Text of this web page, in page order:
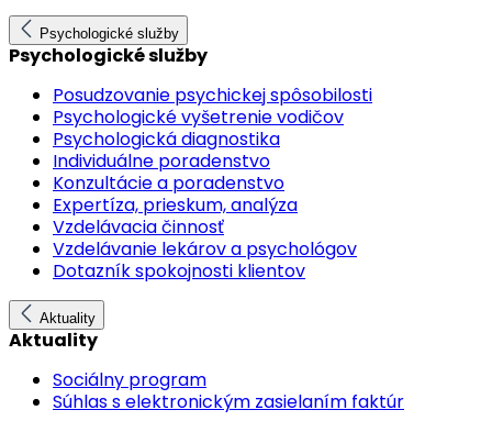
Psychologické služby
Psychologické služby
Posudzovanie psychickej spôsobilosti
Psychologické vyšetrenie vodičov
Psychologická diagnostika
Individuálne poradenstvo
Konzultácie a poradenstvo
Expertíza, prieskum, analýza
Vzdelávacia činnosť
Vzdelávanie lekárov a psychológov
Dotazník spokojnosti klientov
Aktuality
Aktuality
Sociálny program
Súhlas s elektronickým zasielaním faktúr